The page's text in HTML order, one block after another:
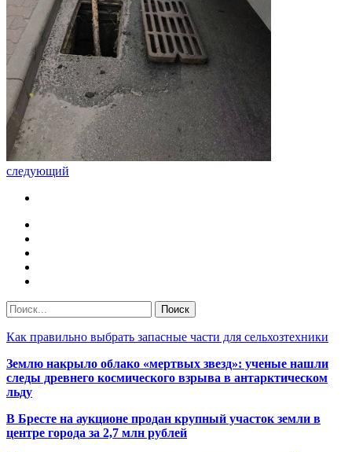
следующий
Как правильно выбрать запасные части для сельхозтехники
Землю накрыло облако «мертвых звезд»: ученые нашли
следы древнего космического взрыва в антарктическом
льду
В Бресте на аукционе продан крупный участок земли в
центре города за 2,7 млн рублей